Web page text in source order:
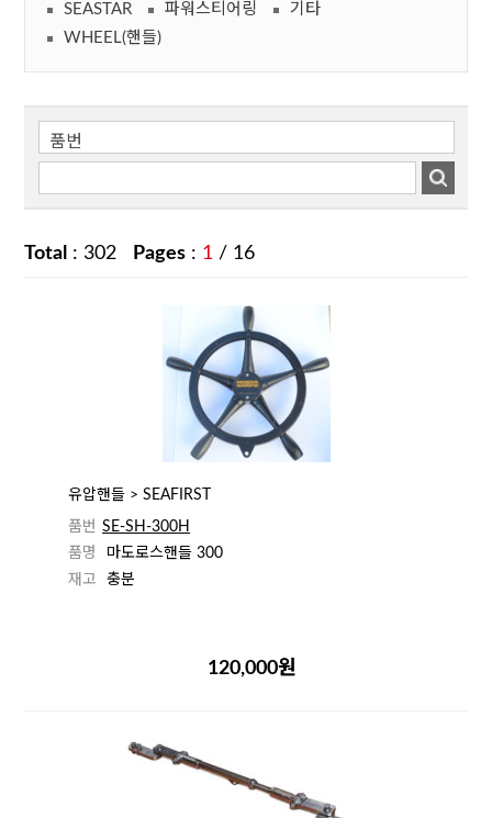
SEASTAR
파워스티어링
기타
WHEEL(핸들)
Total : 302 Pages : 1 / 16
유압핸들 > SEAFIRST
품번 SE-SH-300H
품명
마도로스핸들 300
재고
충분
120,000원